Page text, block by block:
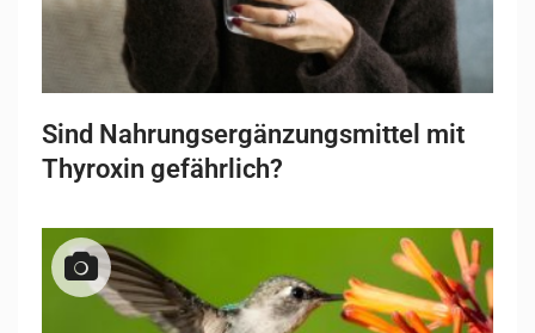
Sind Nahrungsergänzungsmittel mit
Thyroxin gefährlich?